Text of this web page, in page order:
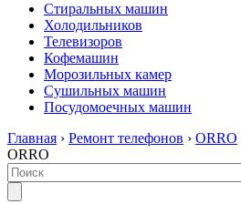
Стиральных машин
Холодильников
Телевизоров
Кофемашин
Морозильных камер
Сушильных машин
Посудомоечных машин
Главная › Ремонт телефонов › ORRO
ORRO